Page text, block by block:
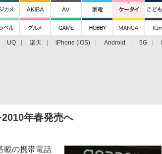
UQ 楽天 iPhone (iOS) Android 5G
年春発売へ
載の携帯電話